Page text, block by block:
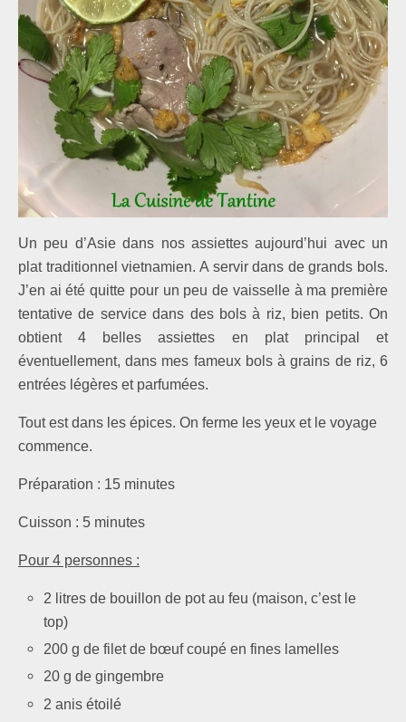
Un peu d’Asie dans nos assiettes aujourd’hui avec un
plat traditionnel vietnamien. A servir dans de grands bols.
J’en ai été quitte pour un peu de vaisselle à ma première
tentative de service dans des bols à riz, bien petits. On
obtient 4 belles assiettes en plat principal et
éventuellement, dans mes fameux bols à grains de riz, 6
entrées légères et parfumées.
Tout est dans les épices. On ferme les yeux et le voyage
commence.
Préparation : 15 minutes
Cuisson : 5 minutes
Pour 4 personnes :
2 litres de bouillon de pot au feu (maison, c’est le
top)
200 g de filet de bœuf coupé en fines lamelles
20 g de gingembre
2 anis étoilé